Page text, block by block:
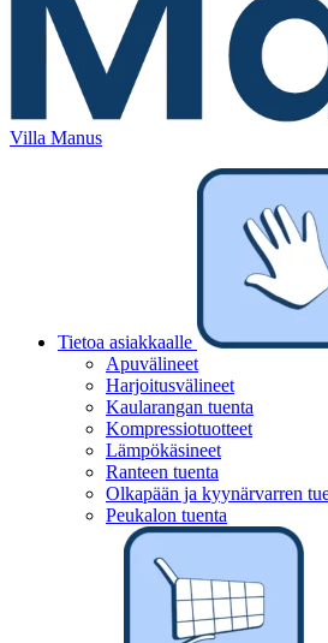
Villa Manus
Tietoa asiakkaalle
Apuvälineet
Harjoitusvälineet
Kaularangan tuenta
Kompressiotuotteet
Lämpökäsineet
Ranteen tuenta
Olkapään ja kyynärvarren
Peukalon tuenta